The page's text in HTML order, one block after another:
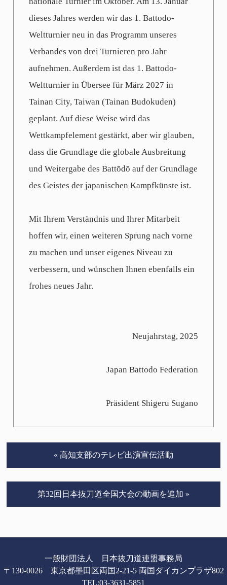
dieses Jahres werden wir das 1. Battodo-
Weltturnier neu in das Programm unseres
Verbandes von drei Turnieren pro Jahr
aufnehmen. Außerdem ist das 1. Battodo-
Weltturnier in Übersee für März 2027 in
Tainan City, Taiwan (Tainan Budokuden)
geplant. Auf diese Weise wird das
Wettkampfelement gestärkt, aber wir glauben,
dass die Grundlage die globale Ausbreitung
und Weitergabe des Battōdō auf der Grundlage
des Geistes der japanischen Kampfkünste ist.
Mit Ihrem Verständnis und Ihrer Mitarbeit
hoffen wir, einen weiteren Sprung nach vorne
zu machen und unser eigenes Niveau zu
verbessern, und wünschen Ihnen ebenfalls ein
frohes neues Jahr.
Neujahrstag, 2025
Japan Battodo Federation
Präsident Shigeru Sugano
« 高知支部のテレビ出演宣伝活動
第32回日本抜刀道全国大会の動画を追加 »
一般財団法人 日本抜刀道連盟事務局
〒130-0026 東京都墨田区両国2-21-5 両国ダイカンプラザ802
TEL:03-3631-5851